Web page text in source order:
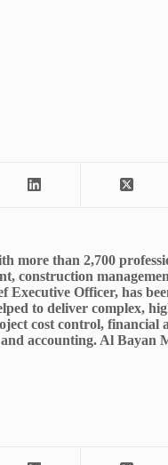
more than 2,700
construction
Executive Officer, has
to deliver complex,
cost control,
accounting. Al